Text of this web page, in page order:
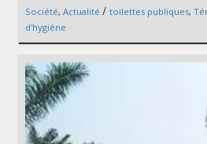
Société, Actualité / toilettes publiques,
d'hygiène